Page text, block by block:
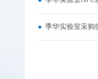
季华实验室采购